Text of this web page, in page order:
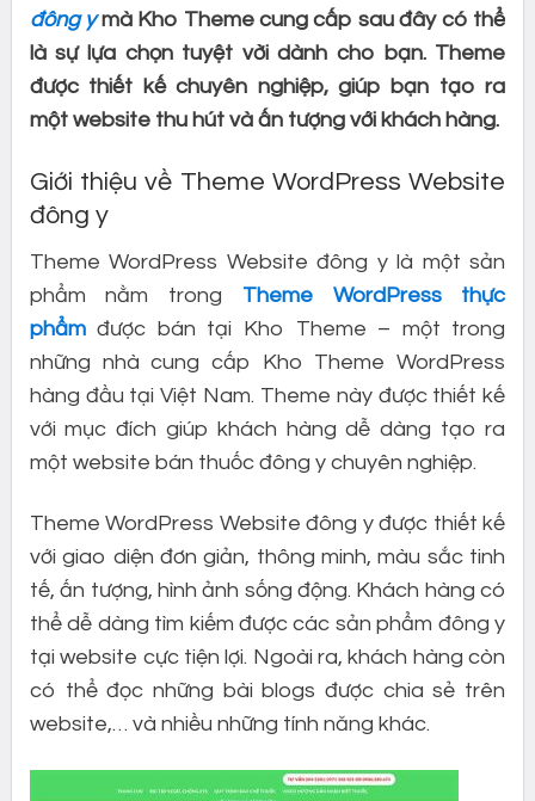
đông ymà Kho Theme cung cấp sau đây có thể
là sự lựa chọn tuyệt vời dành cho bạn. Theme
được thiết kế chuyên nghiệp, giúp bạn tạo ra
một website thu hút và ấn tượng với khách hàng.
Giới thiệu về Theme WordPress Website
đông y
Theme WordPress Website đông y là một sản
phẩm nằm trong Theme WordPress thực
phẩm được bán tại Kho Theme – một trong
những nhà cung cấp Kho Theme WordPress
hàng đầu tại Việt Nam. Theme này được thiết kế
với mục đích giúp khách hàng dễ dàng tạo ra
một website bán thuốc đông y chuyên nghiệp.
Theme WordPress Website đông y được thiết kế
với giao diện đơn giản, thông minh, màu sắc tinh
tế, ấn tượng, hình ảnh sống động. Khách hàng có
thể dễ dàng tìm kiếm được các sản phẩm đông y
tại website cực tiện lợi. Ngoài ra, khách hàng còn
có thể đọc những bài blogs được chia sẻ trên
website,… và nhiều những tính năng khác.